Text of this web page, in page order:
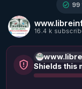
16.4 k
99
Shields this